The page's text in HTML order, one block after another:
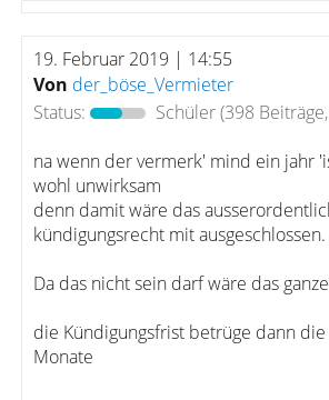
19. Februar 2019 | 14:55
Von der_böse_Vermieter
Status:
Schüler(398
na wenn der vermerk' mind ein jahr
wohl unwirksam
denn damit wäre das
kündigungsrecht mit ausgeschlossen.
Da das nicht sein darf wäre das
die Kündigungsfrist betrüge dann
Monate